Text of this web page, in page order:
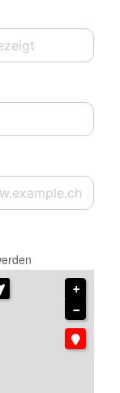
+
−